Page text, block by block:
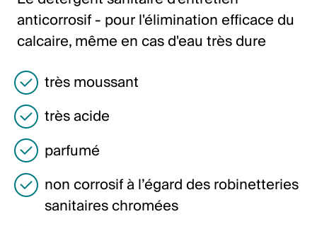
Italiano
English
Autriche
Deutsch
English
Allemagne
Deutsch
anticorrosif - pour l'élimination efficace du
calcaire, même en cas d'eau très dure
très moussant
très acide
parfumé
non corrosif à l’égard des robinetteries
sanitaires chromées